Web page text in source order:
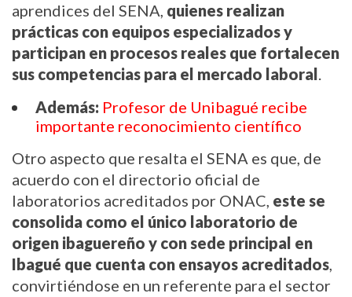
aprendices del SENA, quienes realizan
prácticas con equipos especializados y
participan en procesos reales que fortalecen
sus competencias para el mercado laboral .
Además: Profesor de Unibagué recibe
importante reconocimiento científico
Otro aspecto que resalta el SENA es que, de
acuerdo con el directorio oficial de
laboratorios acreditados por ONAC, este se
consolida como el único laboratorio de
origen ibaguereño y con sede principal en
Ibagué que cuenta con ensayos acreditados,
convirtiéndose en un referente para el sector